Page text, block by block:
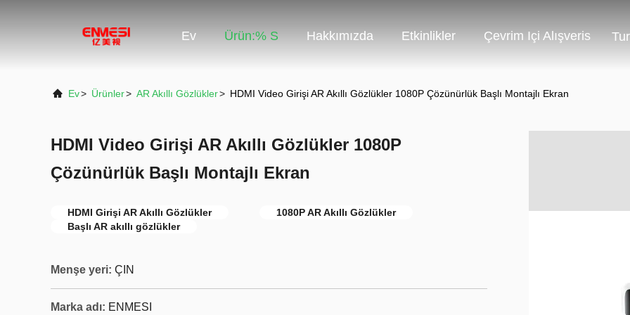
Ev Ürün:% S Hakkımızda Etkinlikler Çevrim Içi Alışveris
Ev> Ürünler> AR Akıllı Gözlükler> HDMI Video Girişi AR Akıllı Gözlükler 1080P Çözünürlük Başlı Montajlı Ekran
HDMI Video Girişi AR Akıllı Gözlükler 1080P
Çözünürlük Başlı Montajlı Ekran
HDMI Girişi AR Akıllı Gözlükler
1080P AR Akıllı Gözlükler
Başlı AR akıllı gözlükler
Menşe yeri: ÇIN
Marka adı: ENMESI